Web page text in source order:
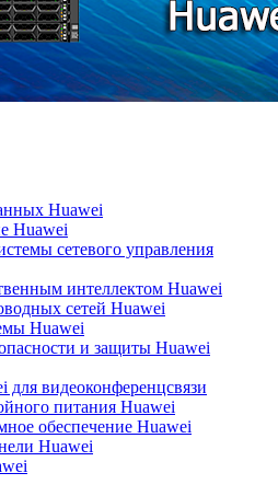
Huawei
Huawei
сетевого управления
интеллектом Huawei
сетей Huawei
Huawei
и защиты Huawei
для видеоконференцсвязи
питания Huawei
обеспечение Huawei
Huawei